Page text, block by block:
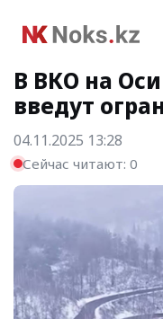
В ВКО на
введут
04.11.2025 13:28
Сейчас читают: 0